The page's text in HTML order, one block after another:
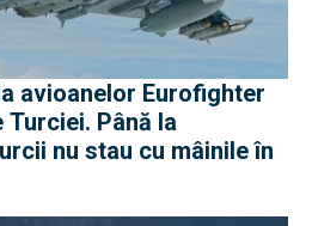
avioanelor Eurofighter
Până la
nu stau cu mâinile în